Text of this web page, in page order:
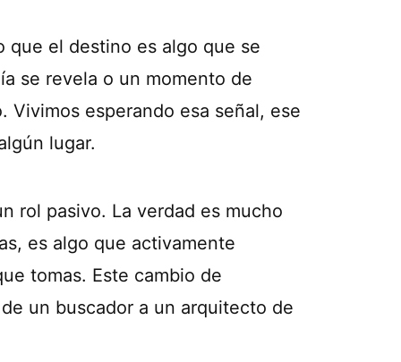
que el destino es algo que se
se revela o un momento de
esperando esa señal, ese
lugar.
rol pasivo. La verdad es mucho
es algo que activamente
tomas. Este cambio de
un buscador a un arquitecto de